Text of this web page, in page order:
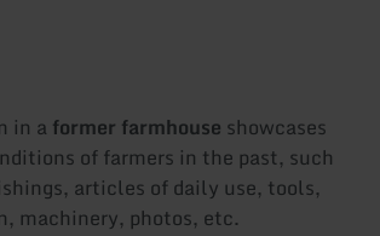
in a former farmhouse showcases
of farmers in the past, such
articles of daily use, tools,
machinery, photos, etc.